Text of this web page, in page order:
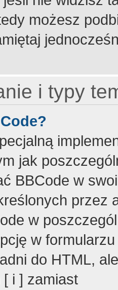
możesz
i typy
jak
BBCode w
przez
w
w
do HTML,
i ] zamiast